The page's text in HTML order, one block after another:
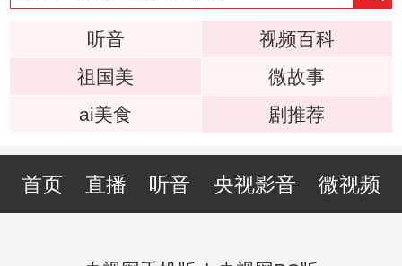
听音
视频百科
祖国美
微故事
ai美食
剧推荐
首页 直播 听音 央视影音 微视频